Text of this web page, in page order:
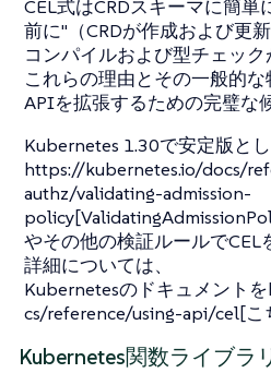
CEL式はCRDスキーマに簡
前に"（CRDが作成および更新
コンパイルおよび型チェック
これらの理由とその一般的
APIを拡張するための完璧な
Kubernetes 1.30で安定版とし
https://kubernetes.io/docs/
authz/validating-admission-
やその他の検証ルールでCEL
詳細については、
Kubernetesのドキュメント
cs/reference/using-api/cel[こ
Kubernetes関数ライブラ